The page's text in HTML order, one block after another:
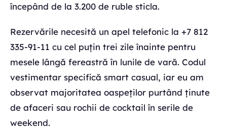
începând de la 3.200 de ruble sticla.
Rezervările necesită un apel telefonic la +7 812
335-91-11 cu cel puțin trei zile înainte pentru
mesele lângă fereastră în lunile de vară. Codul
vestimentar specifică smart casual, iar eu am
observat majoritatea oaspeților purtând ținute
de afaceri sau rochii de cocktail în serile de
weekend.